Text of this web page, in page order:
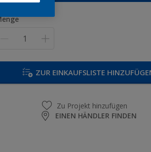
ZUR EINKAUFSLISTE
Zu Projekt hinzufügen
EINEN HÄNDLER FINDEN